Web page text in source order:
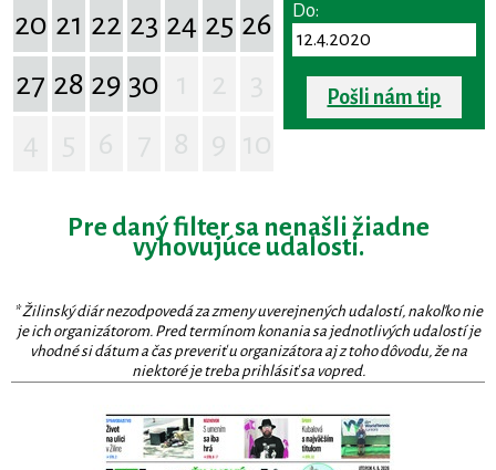
20 21 22 23 24 25 26
27 28 29 30
Do:
Pošli nám tip
Pre daný filter sa nenašli žiadne
vyhovujúce udalosti.
* Žilinský diár nezodpovedá za zmeny uverejnených udalostí, nakoľko nie
je ich organizátorom. Pred termínom konania sa jednotlivých udalostí je
vhodné si dátum a čas preveriť u organizátora aj z toho dôvodu, že na
niektoré je treba prihlásiť sa vopred.